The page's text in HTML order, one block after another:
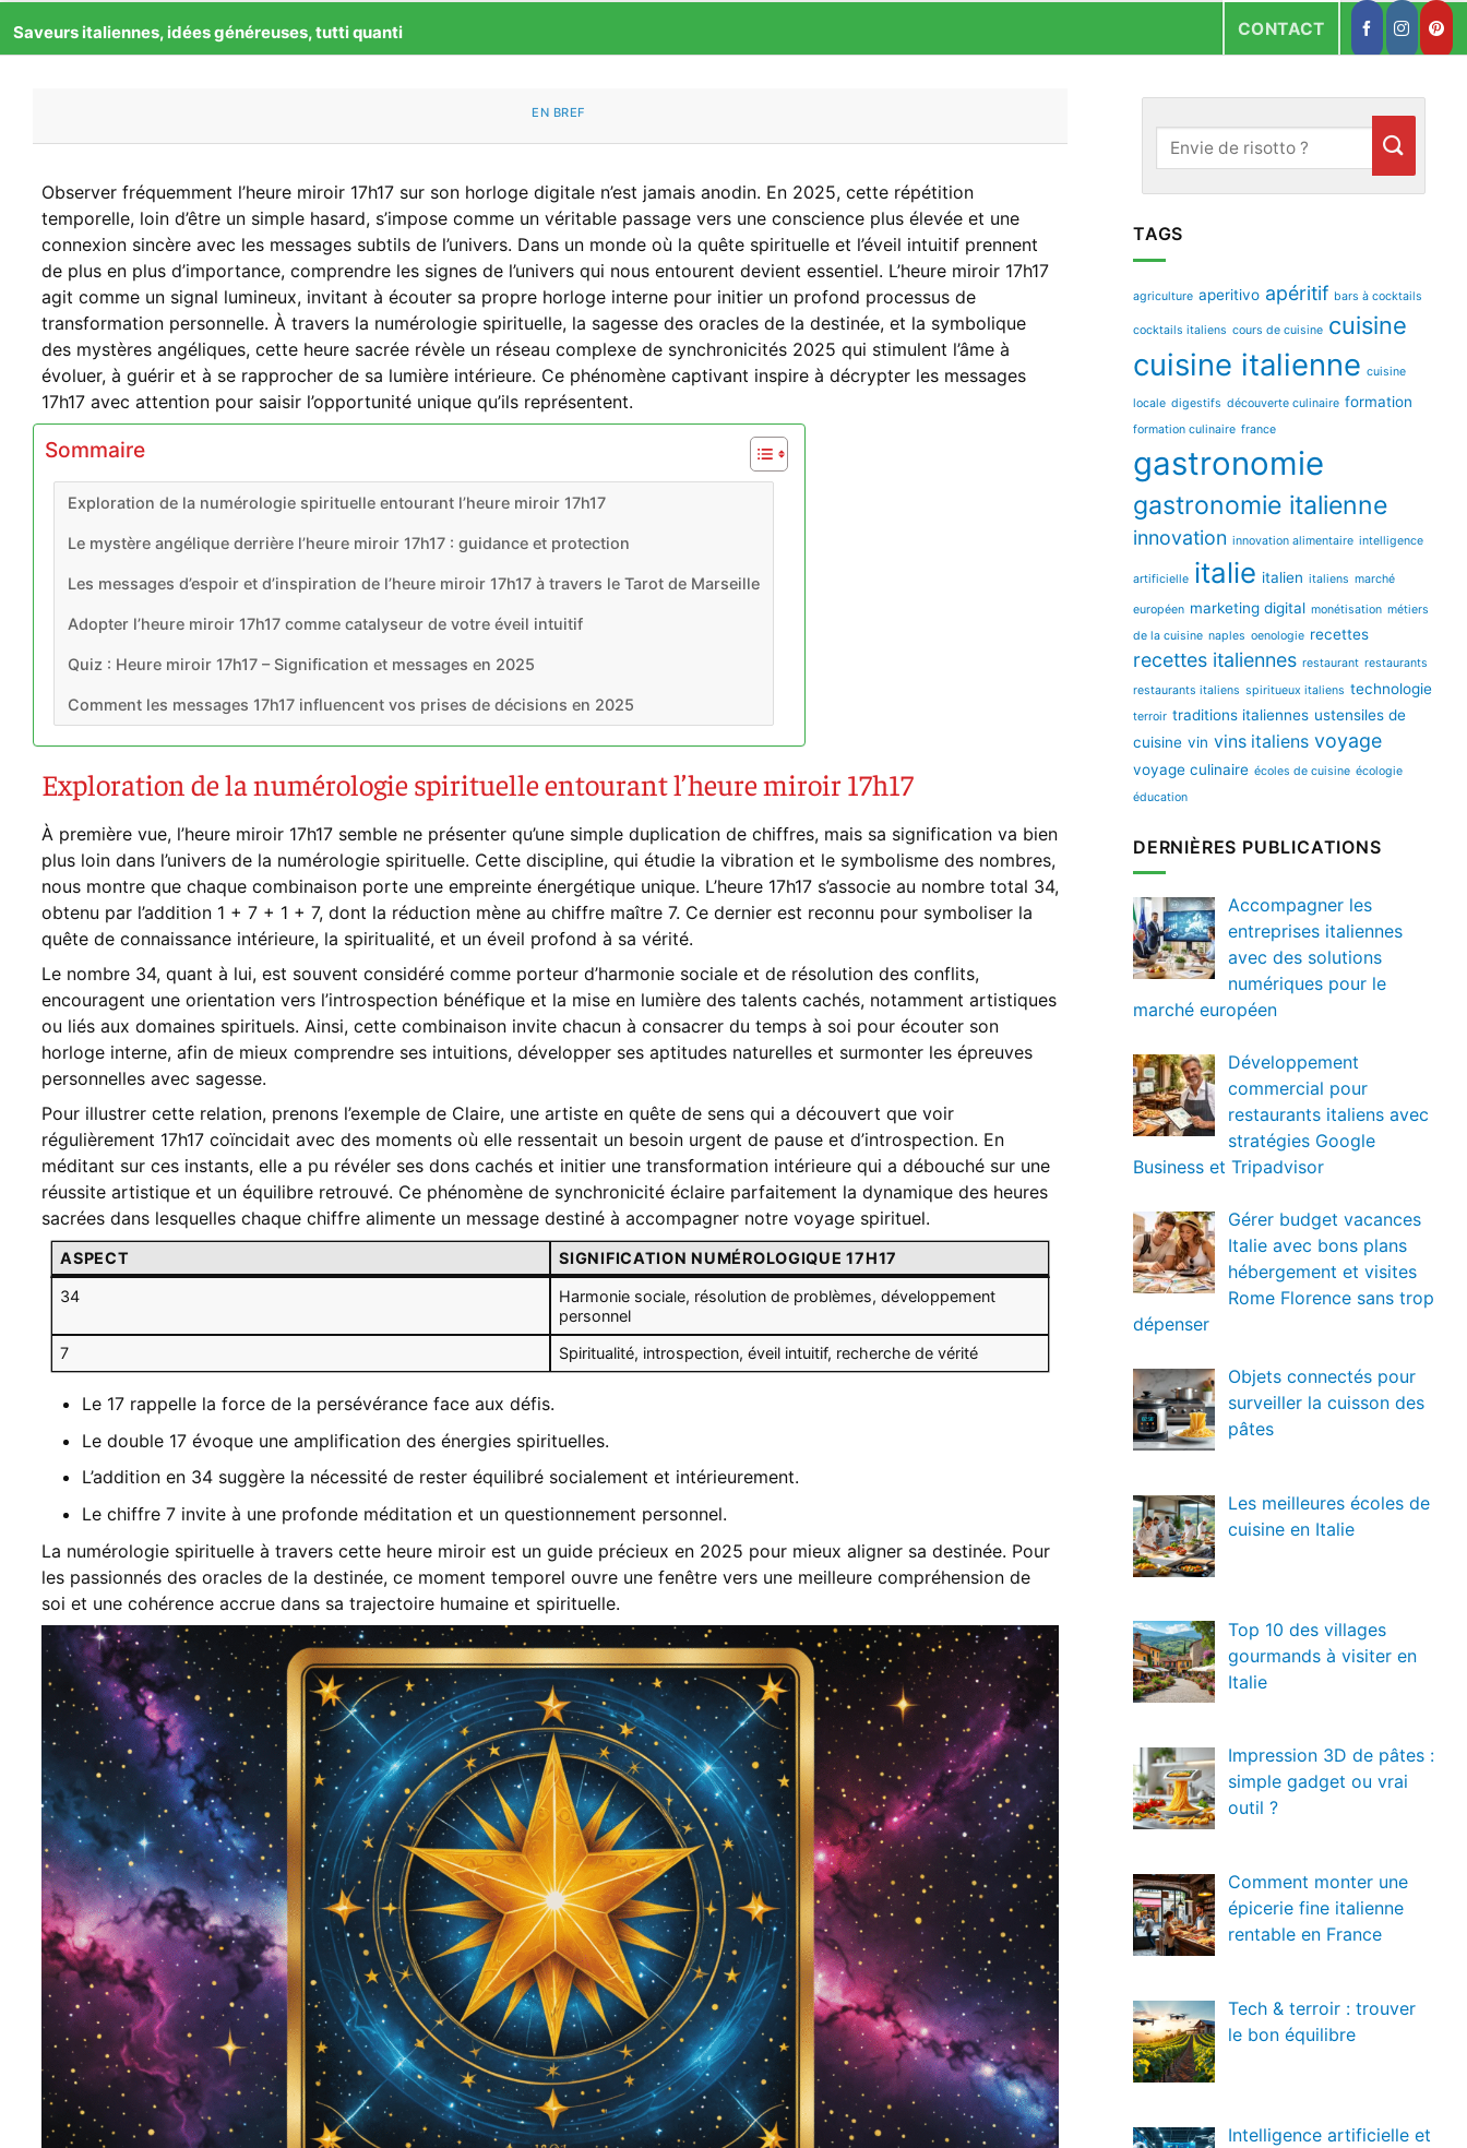
auSaveurs italiennes, idées généreuses, tutti quanti CONTACT
BOISSONS & ALCOHOLS
EN BREF
Heure miroir 17h17 : signification et messages à connaître en 2025
PUBLIÉ LE09/09/2020 PAR LUCIA FERRETTI
09
Sep
Observer fréquemment l’heure miroir 17h17 sur son horloge digitale n’est jamais anodin. En 2025, cette répétition
temporelle, loin d’être un simple hasard, s’impose comme un véritable passage vers une conscience plus élevée et une
connexion sincère avec les messages subtils de l’univers. Dans un monde où la quête spirituelle et l’éveil intuitif prennent
de plus en plus d’importance, comprendre les signes de l’univers qui nous entourent devient essentiel. L’heure miroir 17h17
agit comme un signal lumineux, invitant à écouter sa propre horloge interne pour initier un profond processus de
transformation personnelle. À travers la numérologie spirituelle, la sagesse des oracles de la destinée, et la symbolique
des mystères angéliques, cette heure sacrée révèle un réseau complexe de synchronicités 2025 qui stimulent l’âme à
évoluer, à guérir et à se rapprocher de sa lumière intérieure. Ce phénomène captivant inspire à décrypter les messages
17h17 avec attention pour saisir l’opportunité unique qu’ils représentent.
Sommaire
Exploration de la numérologie spirituelle entourant l’heure miroir 17h17
Le mystère angélique derrière l’heure miroir 17h17 : guidance et protection
Les messages d’espoir et d’inspiration de l’heure miroir 17h17 à travers le Tarot de Marseille
Adopter l’heure miroir 17h17 comme catalyseur de votre éveil intuitif
Quiz : Heure miroir 17h17 – Signification et messages en 2025
Comment les messages 17h17 influencent vos prises de décisions en 2025
Exploration de la numérologie spirituelle entourant l’heure miroir 17h17
À première vue, l’heure miroir 17h17 semble ne présenter qu’une simple duplication de chiffres, mais sa signification va bien
plus loin dans l’univers de la numérologie spirituelle. Cette discipline, qui étudie la vibration et le symbolisme des nombres,
nous montre que chaque combinaison porte une empreinte énergétique unique. L’heure 17h17 s’associe au nombre total 34,
obtenu par l’addition 1 + 7 + 1 + 7, dont la réduction mène au chiffre maître 7. Ce dernier est reconnu pour symboliser la
quête de connaissance intérieure, la spiritualité, et un éveil profond à sa vérité.
Le nombre 34, quant à lui, est souvent considéré comme porteur d’harmonie sociale et de résolution des conflits,
encouragent une orientation vers l’introspection bénéfique et la mise en lumière des talents cachés, notamment artistiques
ou liés aux domaines spirituels. Ainsi, cette combinaison invite chacun à consacrer du temps à soi pour écouter son
horloge interne, afin de mieux comprendre ses intuitions, développer ses aptitudes naturelles et surmonter les épreuves
personnelles avec sagesse.
Pour illustrer cette relation, prenons l’exemple de Claire, une artiste en quête de sens qui a découvert que voir
régulièrement 17h17 coïncidait avec des moments où elle ressentait un besoin urgent de pause et d’introspection. En
méditant sur ces instants, elle a pu révéler ses dons cachés et initier une transformation intérieure qui a débouché sur une
réussite artistique et un équilibre retrouvé. Ce phénomène de synchronicité éclaire parfaitement la dynamique des heures
sacrées dans lesquelles chaque chiffre alimente un message destiné à accompagner notre voyage spirituel.
ASPECT SIGNIFICATION NUMÉROLOGIQUE 17H17
34
Harmonie sociale, résolution de problèmes, développement
personnel
7 Spiritualité, introspection, éveil intuitif, recherche de vérité
Le 17 rappelle la force de la persévérance face aux défis.
Le double 17 évoque une amplification des énergies spirituelles.
L’addition en 34 suggère la nécessité de rester équilibré socialement et intérieurement.
Le chiffre 7 invite à une profonde méditation et un questionnement personnel.
La numérologie spirituelle à travers cette heure miroir est un guide précieux en 2025 pour mieux aligner sa destinée. Pour
les passionnés des oracles de la destinée, ce moment temporel ouvre une fenêtre vers une meilleure compréhension de
soi et une cohérence accrue dans sa trajectoire humaine et spirituelle.
TAGS
agriculture aperitivo apéritif bars à cocktails
cocktails italiens cours de cuisine cuisine
cuisine italienne cuisine
locale digestifs découverte culinaire formation
formation culinaire france
gastronomie
gastronomie italienne
innovation innovation alimentaire intelligence
artificielle italie italien italiens marché
européen marketing digital monétisation métiers
de la cuisine naples oenologie recettes
recettes italiennes restaurant restaurants
restaurants italiens spiritueux italiens technologie
terroir traditions italiennes ustensiles de
cuisine vin vins italiens voyage
voyage culinaire écoles de cuisine écologie
éducation
DERNIÈRES PUBLICATIONS
Accompagner les
entreprises italiennes
avec des solutions
numériques pour le
marché européen
Développement
commercial pour
restaurants italiens avec
stratégies Google
Business et Tripadvisor
Gérer budget vacances
Italie avec bons plans
hébergement et visites
Rome Florence sans trop
dépenser
Objets connectés pour
surveiller la cuisson des
pâtes
Les meilleures écoles de
cuisine en Italie
Top 10 des villages
gourmands à visiter en
Italie
Impression 3D de pâtes :
simple gadget ou vrai
outil ?
Comment monter une
épicerie fine italienne
rentable en France
Tech & terroir : trouver
le bon équilibre
Intelligence artificielle et